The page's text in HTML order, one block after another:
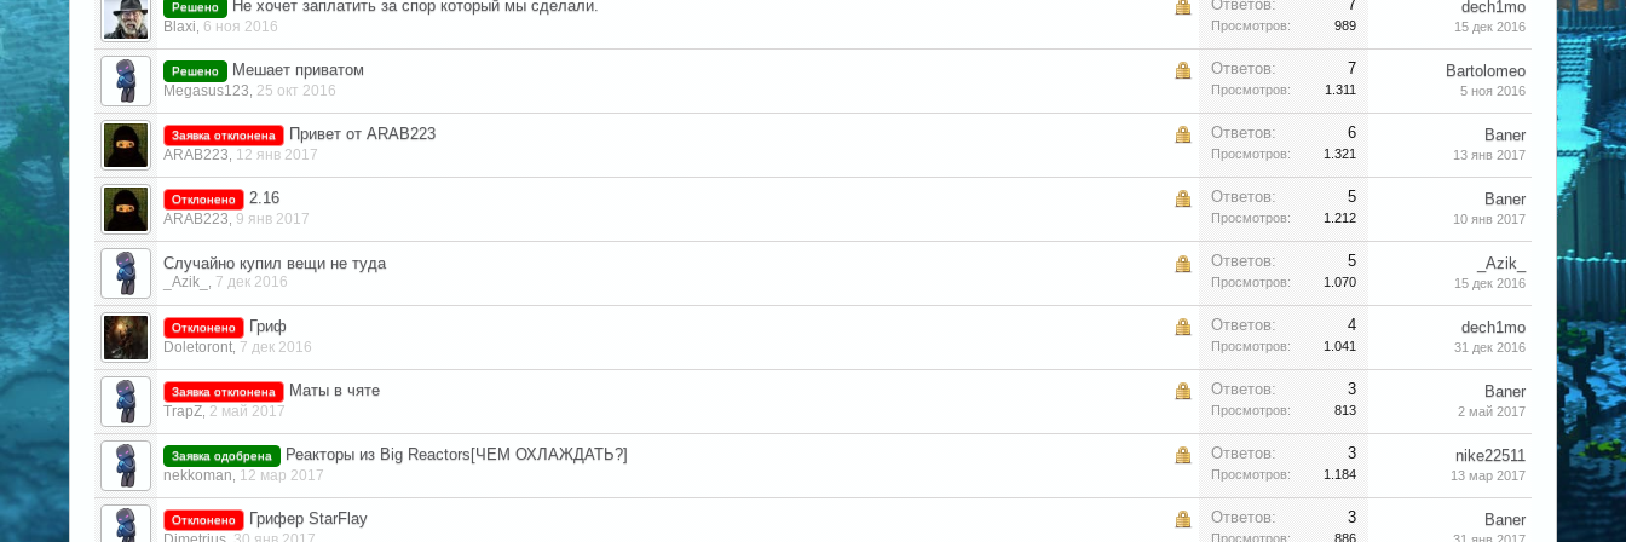
Решено Не хочет заплатить за спор который мы сделали.
Blaxi 6 ноя 2016
Ответов: 7
Просмотров: 989
dech1mo
15 дек 2016
Решено Мешает приватом
Megasus123 25 окт 2016
Ответов: 7
Просмотров: 1.311
Bartolomeo
5 ноя 2016
Заявка отклонена Привет от ARAB223
ARAB223 12 янв 2017
Ответов: 6
Просмотров: 1.321
Baner
13 янв 2017
Отклонено 2.16
ARAB223 9 янв 2017
Ответов: 5
Просмотров: 1.212
Baner
10 янв 2017
Случайно купил вещи не туда
_Azik_ 7 дек 2016
Ответов: 5
Просмотров: 1.070
_Azik_
15 дек 2016
Отклонено Гриф
Doletoront 7 дек 2016
Ответов: 4
Просмотров: 1.041
dech1mo
31 дек 2016
Заявка отклонена Маты в чяте
TrapZ 2 май 2017
Ответов: 3
Просмотров: 813
Baner
2 май 2017
Заявка одобрена Реакторы из Big Reactors[ЧЕМ ОХЛАЖДАТЬ?]
nekkoman 12 мар 2017
Ответов: 3
Просмотров: 1.184
nike22511
13 мар 2017
Отклонено Грифер StarFlay Ответов: 3
Просмотров: 886
Baner